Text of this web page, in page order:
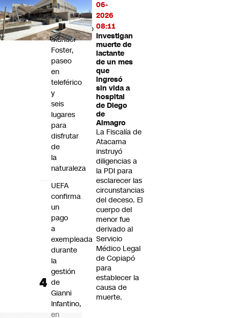
06-
2026
08:11
Investigan
muerte de
lactante
de un mes
que
ingresó
sin vida a
hospital
de Diego
de
Almagro
La Fiscalía de
Atacama
instruyó
diligencias a
la PDI para
esclarecer las
circunstancias
del deceso. El
cuerpo del
menor fue
derivado al
Servicio
Médico Legal
de Copiapó
para
establecer la
causa de
muerte.
y
al
Observatorio
Manuel
Foster,
paseo
en
teleférico
y
seis
lugares
para
disfrutar
de
la
naturaleza
UEFA
confirma
un
pago
a
exempleada
durante
la
gestión
de
Gianni
Infantino,
en